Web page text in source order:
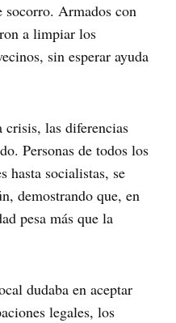
socorro. Armados con
a limpiar los
sin esperar ayuda
crisis, las diferencias
Personas de todos los
hasta socialistas, se
demostrando que, en
pesa más que la
dudaba en aceptar
legales, los